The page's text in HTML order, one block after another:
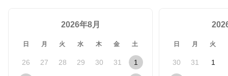
2026年8月
日 月 火 水 木 金 土
26 27 28 29 30 31 1
日 月 火
30 31 1